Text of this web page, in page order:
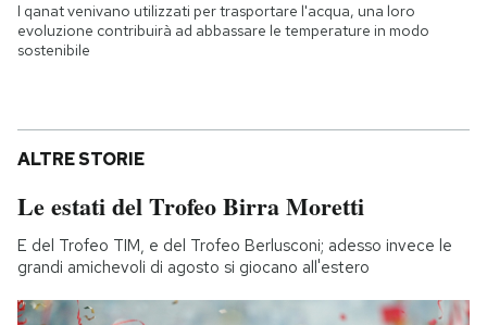
I qanat venivano utilizzati per trasportare l'acqua, una loro
evoluzione contribuirà ad abbassare le temperature in modo
sostenibile
ALTRE STORIE
Le estati del Trofeo Birra Moretti
E del Trofeo TIM, e del Trofeo Berlusconi; adesso invece le
grandi amichevoli di agosto si giocano all'estero